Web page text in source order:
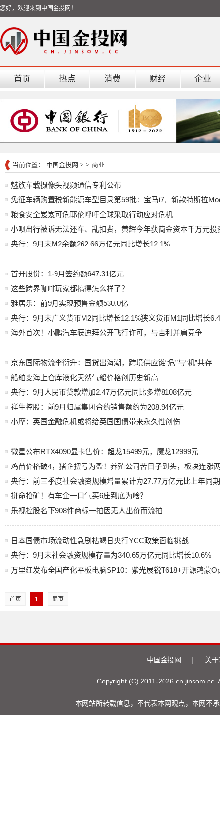
您好，欢迎来到中国金投网！
首页 热点 消费 财经 企业
当前位置： 中国金投网 > > 商业
魅族车载摄像头视频通信专利公布
免征车辆购置税新能源车型目录第59批：宝马i7、新款特斯拉
粮食安全岌岌可危耶伦呼吁全球采取行动应对危机
小呗出行被诉无法还车、乱扣费，黄辉今年获简金资本千万元投
央行：9月末M2余额262.66万亿元同比增长12.1%
首开股份：1-9月签约额647.31亿元
这些跨界咖啡玩家都搞得怎么样了？
雅居乐：前9月实现预售金额530.0亿
央行：9月末广义货币M2同比增长12.1%狭义货币M1同比增长
海外首次！小鹏汽车获迪拜公开飞行许可，与吉利并肩竞争
京东国际物流李衍升：国货出海潮，跨境供应链“危”与“机”共存
船舶变海上仓库液化天然气船价格创历史新高
央行：9月人民币贷款增加2.47万亿元同比多增8108亿元
祥生控股：前9月归属集团合约销售额约为208.94亿元
小摩：英国金融危机或将给英国国债带来永久性创伤
微星公布RTX4090显卡售价：超龙15499元，魔龙12999元
鸡苗价格破4，猪企扭亏为盈！养殖公司苦日子到头，板块连涨
央行：前三季度社会融资规模增量累计为27.77万亿元比上年同
拼命抢矿！有车企一口气买6座到底为啥？
乐视控股名下908件商标一拍因无人出价而流拍
日本国债市场流动性急剧枯竭日央行YCC政策面临挑战
央行：9月末社会融资规模存量为340.65万亿元同比增长10.6%
万里红发布全国产化平板电脑SP10：紫光展锐T618+开源鸿蒙
首页 1 尾页
中国金投网 | 关
Copyright (C) 2011-2026
本网站所转载信息，不代表本网观点，本网不